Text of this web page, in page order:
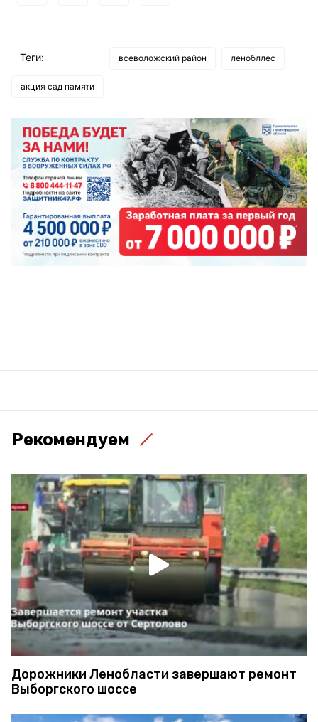
Теги: всеволожский район ленобллес
акция сад памяти
Рекомендуем
Дорожники Ленобласти завершают ремонт
Выборгского шоссе